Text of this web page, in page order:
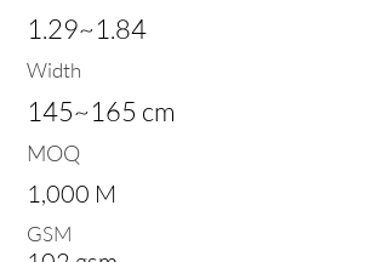
1.29~1.84
Width
145~165 cm
MOQ
1,000 M
GSM